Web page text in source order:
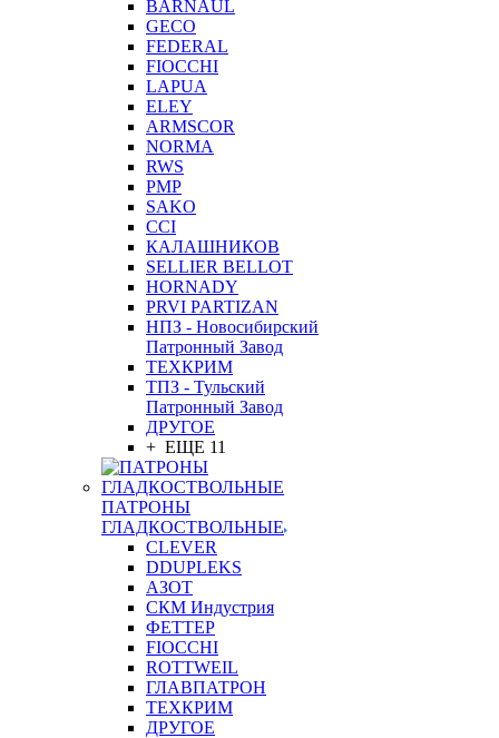
BARNAUL
GEСO
FEDERAL
FIOCCHI
LAPUA
ELEY
ARMSCOR
NORMA
RWS
PMP
SAKO
CCI
КАЛАШНИКОВ
SELLIER BELLOT
HORNADY
PRVI PARTIZAN
НПЗ - Новосибирский
Патронный Завод
ТЕХКРИМ
ТПЗ - Тульский
Патронный Завод
ДРУГОЕ
+ ЕЩЕ 11
ПАТРОНЫ
ГЛАДКОСТВОЛЬНЫЕ
CLEVER
DDUPLEKS
АЗОТ
СКМ Индустрия
ФЕТТЕР
FIOCCHI
ROTTWEIL
ГЛАВПАТРОН
ТЕХКРИМ
ДРУГОЕ